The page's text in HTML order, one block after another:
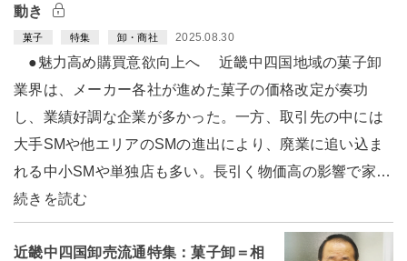
動き
菓子 特集 卸・商社 2025.08.30
●魅力高め購買意欲向上へ 近畿中四国地域の菓子卸
業界は、メーカー各社が進めた菓子の価格改定が奏功
し、業績好調な企業が多かった。一方、取引先の中には
大手SMや他エリアのSMの進出により、廃業に追い込ま
れる中小SMや単独店も多い。長引く物価高の影響で家…
続きを読む
近畿中四国卸売流通特集：菓子卸＝相